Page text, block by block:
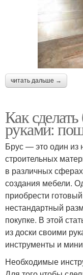
читать дальше →
Как
руками:
Брус — это один из
строительных
в различных
создания мебели.
приобрести
нестандартный
покупке. В этой
из доски своими
инструменты и
Необходимые